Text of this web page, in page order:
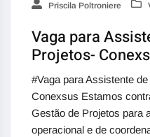
Priscila Poltroniere
Vaga para
Projetos-
#Vaga para Assistente
Conexsus Estamos
Gestão de Projetos para
operacional e de